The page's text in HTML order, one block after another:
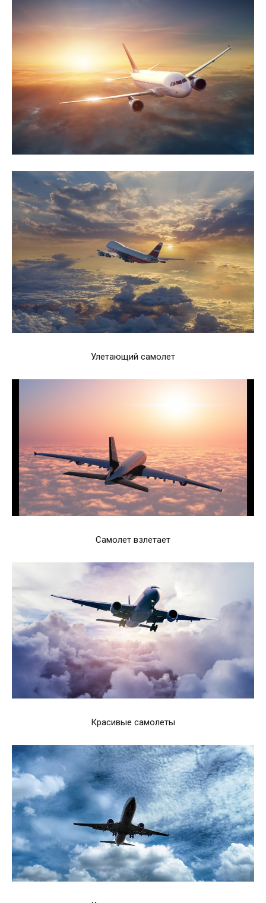
Улетающий самолет
Самолет взлетает
Красивые самолеты